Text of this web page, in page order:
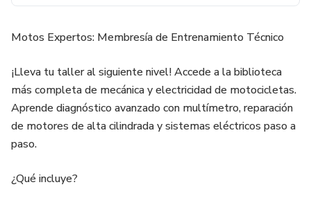
Motos Expertos: Membresía de Entrenamiento Técnico
¡Lleva tu taller al siguiente nivel! Accede a la biblioteca
más completa de mecánica y electricidad de motocicletas.
Aprende diagnóstico avanzado con multímetro, reparación
de motores de alta cilindrada y sistemas eléctricos paso a
paso.
¿Qué incluye?